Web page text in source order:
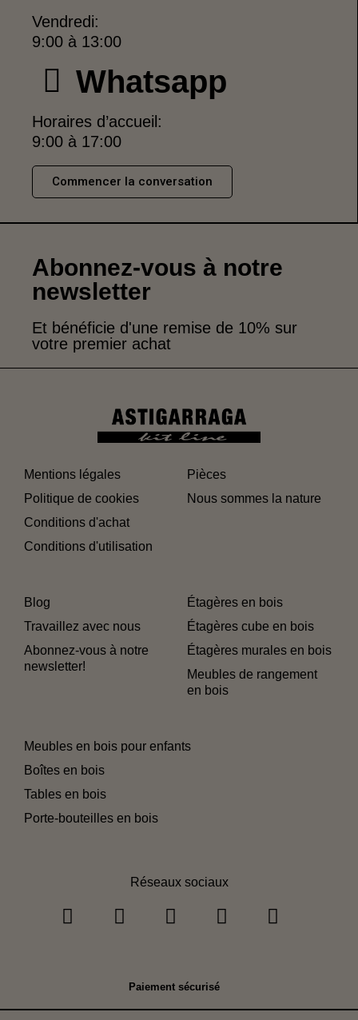
Vendredi:
9:00 à 13:00
Whatsapp
Horaires d’accueil:
9:00 à 17:00
Commencer la conversation
Abonnez-vous à notre
newsletter
Et bénéficie d'une remise de 10% sur
votre premier achat
Mentions légales
Politique de cookies
Conditions d'achat
Conditions d'utilisation
Pièces
Nous sommes la nature
Blog
Travaillez avec nous
Abonnez-vous à notre
newsletter!
Étagères en bois
Étagères cube en bois
Étagères murales en bois
Meubles de rangement
en bois
Meubles en bois pour enfants
Boîtes en bois
Tables en bois
Porte-bouteilles en bois
Réseaux sociaux
Paiement sécurisé